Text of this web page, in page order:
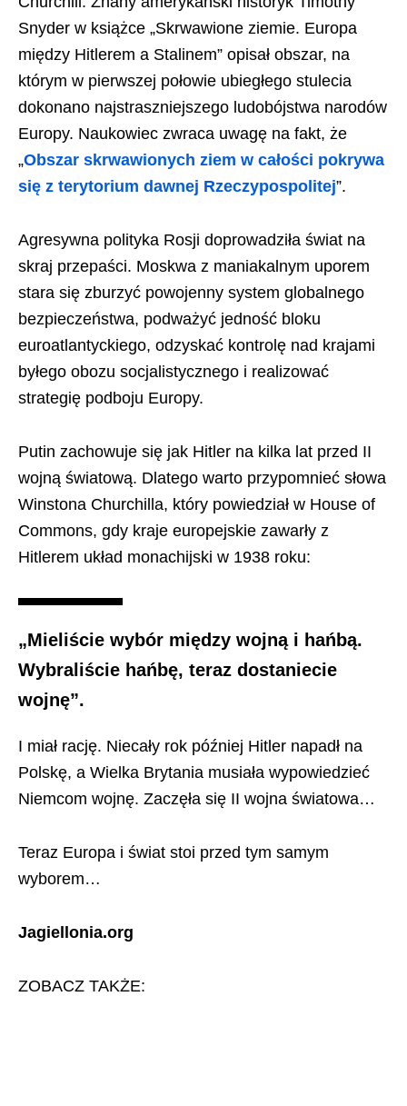
Snyder w książce „Skrwawione ziemie. Europa
między Hitlerem a Stalinem” opisał obszar, na
którym w pierwszej połowie ubiegłego stulecia
dokonano najstraszniejszego ludobójstwa narodów
Europy. Naukowiec zwraca uwagę na fakt, że
„Obszar skrwawionych ziem w całości pokrywa
się z terytorium dawnej Rzeczypospolitej”.
Agresywna polityka Rosji doprowadziła świat na
skraj przepaści. Moskwa z maniakalnym uporem
stara się zburzyć powojenny system globalnego
bezpieczeństwa, podważyć jedność bloku
euroatlantyckiego, odzyskać kontrolę nad krajami
byłego obozu socjalistycznego i realizować
strategię podboju Europy.
Putin zachowuje się jak Hitler na kilka lat przed II
wojną światową. Dlatego warto przypomnieć słowa
Winstona Churchilla, który powiedział w House of
Commons, gdy kraje europejskie zawarły z
Hitlerem układ monachijski w 1938 roku:
„Mieliście wybór między wojną i hańbą.
Wybraliście hańbę, teraz dostaniecie
wojnę”.
I miał rację. Niecały rok później Hitler napadł na
Polskę, a Wielka Brytania musiała wypowiedzieć
Niemcom wojnę. Zaczęła się II wojna światowa…
Teraz Europa i świat stoi przed tym samym
wyborem…
Jagiellonia.org
ZOBACZ TAKŻE: